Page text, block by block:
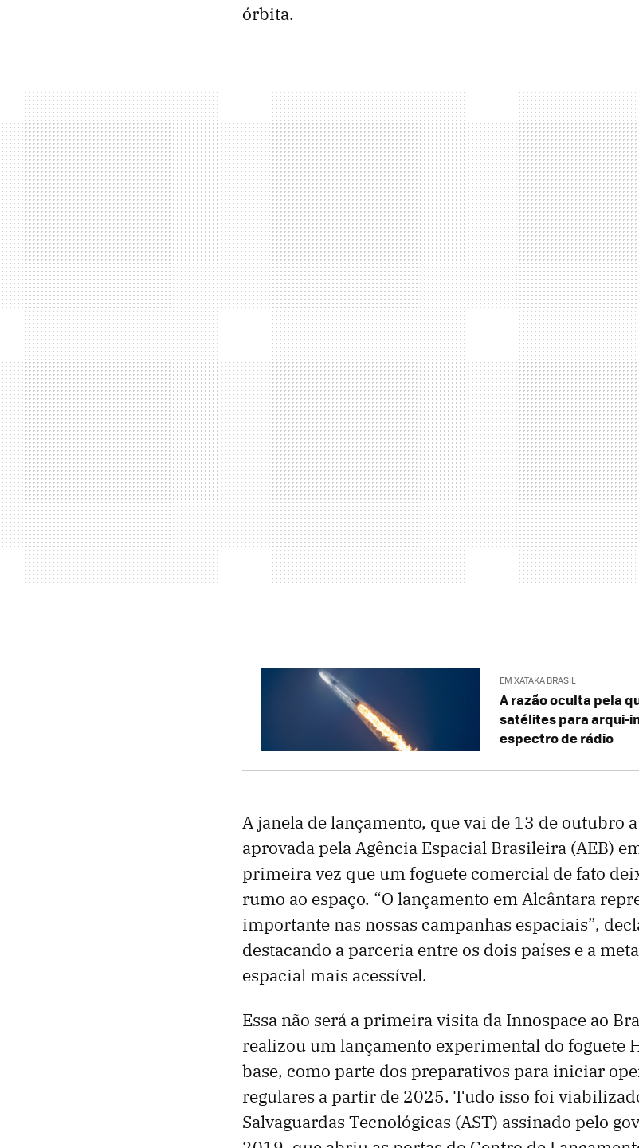
órbita.
EM XATAKA BRASIL
A razão oculta pela
satélites para arqui-
espectro de rádio
A janela de lançamento, que vai de 13 de outubro
aprovada pela Agência Espacial Brasileira (AEB)
primeira vez que um foguete comercial de fato
rumo ao espaço. “O lançamento em Alcântara
importante nas nossas campanhas espaciais”,
destacando a parceria entre os dois países e a
espacial mais acessível.
Essa não será a primeira visita da Innospace ao
realizou um lançamento experimental do foguete
base, como parte dos preparativos para iniciar
regulares a partir de 2025. Tudo isso foi
Salvaguardas Tecnológicas (AST) assinado pelo